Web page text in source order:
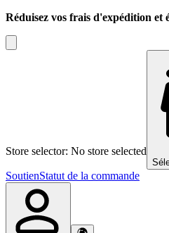
Réduisez vos frais d'expédition et
Store selector: No store selected
SoutienStatut de la commande